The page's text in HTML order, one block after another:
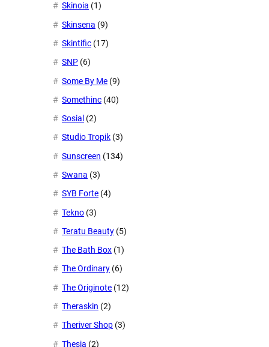
Skinoia (1)
Skinsena (9)
Skintific (17)
SNP (6)
Some By Me (9)
Somethinc (40)
Sosial (2)
Studio Tropik (3)
Sunscreen (134)
Swana (3)
SYB Forte (4)
Tekno (3)
Teratu Beauty (5)
The Bath Box (1)
The Ordinary (6)
The Originote (12)
Theraskin (2)
Theriver Shop (3)
Thesia (2)